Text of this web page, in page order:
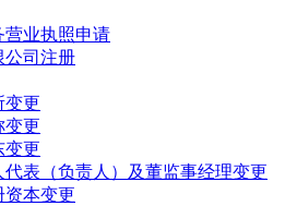
营业执照申请
公司注册
变更
变更
变更
代表（负责人）及董监事经理变更
资本变更